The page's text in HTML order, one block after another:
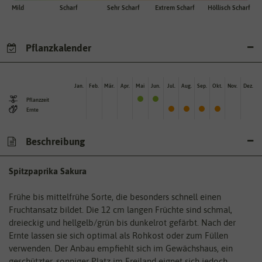
Mild Scharf Sehr Scharf Extrem Scharf Höllisch Scharf
Pflanzkalender
Pflanzzeit
Ernte
Jan. Feb. Mär. Apr. Mai Jun. Jul. Aug. Sep. Okt. Nov. Dez.
Beschreibung
Spitzpaprika Sakura
Frühe bis mittelfrühe Sorte, die besonders schnell einen
Fruchtansatz bildet. Die 12 cm langen Früchte sind schmal,
dreieckig und hellgelb/grün bis dunkelrot gefärbt. Nach der
Ernte lassen sie sich optimal als Rohkost oder zum Füllen
verwenden. Der Anbau empfiehlt sich im Gewächshaus, ein